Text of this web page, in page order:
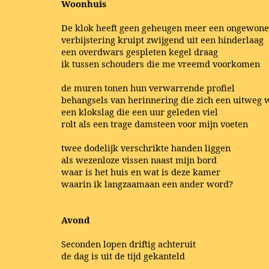
Woonhuis
De klok heeft geen geheugen meer een ongewone
verbijstering kruipt zwijgend uit een hinderlaag
een overdwars gespleten kegel draag
ik tussen schouders die me vreemd voorkomen
de muren tonen hun verwarrende profiel
behangsels van herinnering die zich een uitweg
een klokslag die een uur geleden viel
rolt als een trage damsteen voor mijn voeten
twee dodelijk verschrikte handen liggen
als wezenloze vissen naast mijn bord
waar is het huis en wat is deze kamer
waarin ik langzaamaan een ander word?
Avond
Seconden lopen driftig achteruit
de dag is uit de tijd gekanteld